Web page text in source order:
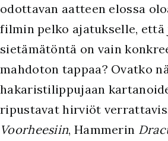
odottavan aatteen elossa
filmin pelko ajatukselle, että
sietämätöntä on vain
mahdoton tappaa? Ovatko
hakaristilippujaan
ripustavat hirviöt
Voorheesiin, Hammerin